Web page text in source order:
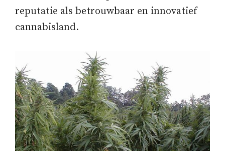
reputatie als betrouwbaar en innovatief
cannabisland.